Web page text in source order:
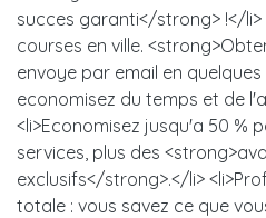
succes garanti</strong> !</li>
courses en ville.
envoye par email en
economisez du temps et de
<li>Economisez jusqu'a 50 %
services, plus des
exclusifs</strong>.</li>
totale : vous savez ce que